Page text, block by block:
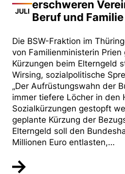
JULI
erschweren
Beruf und Familie
Die BSW-Fraktion im
von Familienministerin Prien
Kürzungen beim Elterngeld
Wirsing, sozialpolitische
„Der Aufrüstungswahn der
immer tiefere Löcher in den
Sozialkürzungen gestopft
geplante Kürzung der
Elterngeld soll den
Millionen Euro entlasten,…